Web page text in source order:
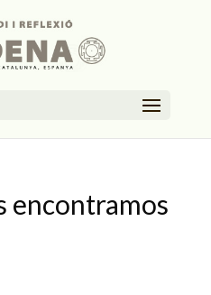
encontramos